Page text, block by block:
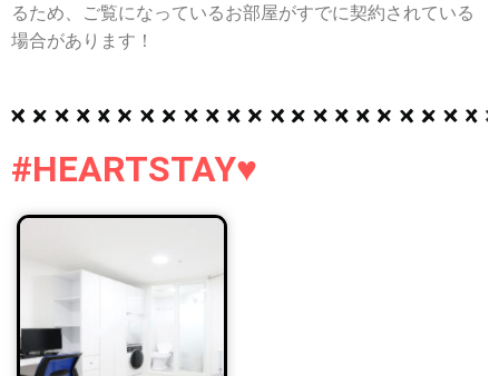
るため、ご覧になっているお部屋がすでに契約されている
場合があります！
#HEARTSTAY♥